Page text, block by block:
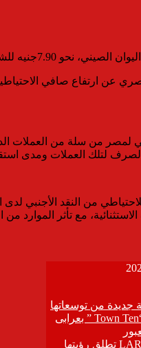
للشراء،7.92 جنيه للبيع.
لمصر من سلة من العملات
لتلك العملات ومدى
من النقد الأجنبي
مع تأثر الموارد